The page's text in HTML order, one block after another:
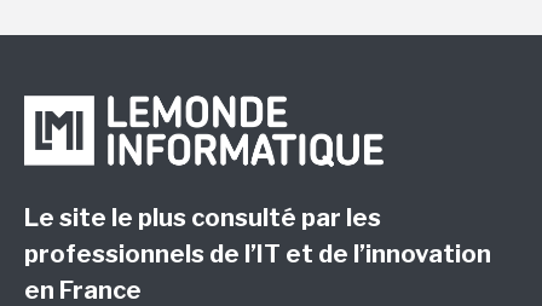
Le site le plus consulté par les
professionnels de l’IT et de l’innovation
en France